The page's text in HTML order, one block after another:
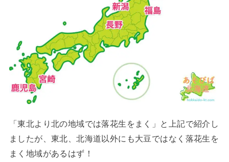
「東北より北の地域では落花生をまく」と上記で紹介し
ましたが、東北、北海道以外にも大豆ではなく落花生を
まく地域があるはず！